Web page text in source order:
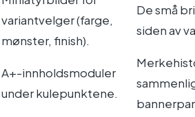
variantvelger (farge,
mønster, finish).
De små
siden av
A+-innholdsmoduler
under kulepunktene.